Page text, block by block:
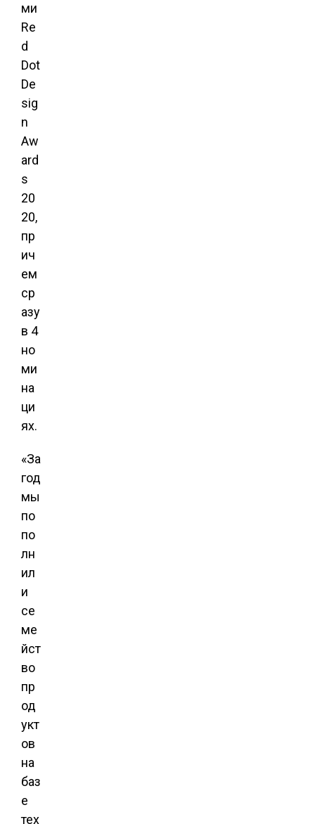
ми
Re
d
Dot
De
sig
n
Aw
ard
s
20
20,
пр
ич
ем
ср
азу
в 4
но
ми
на
ци
ях.
«За
год
мы
по
по
лн
ил
и
се
ме
йст
во
пр
од
укт
ов
на
баз
е
тех